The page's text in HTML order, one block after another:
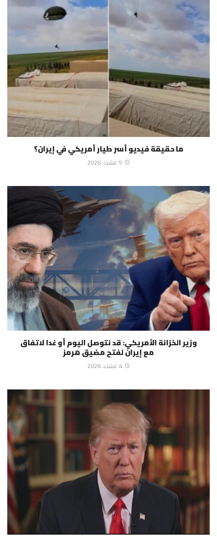
ما حقيقة فيديو أسر طيار أمريكي في إيران؟
5 غشت، 2026
وزير الخزانة الأمريكي: قد نتوصل اليوم أو غدا لاتفاق
مع إيران لفتح مضيق هرمز
4 غشت، 2026